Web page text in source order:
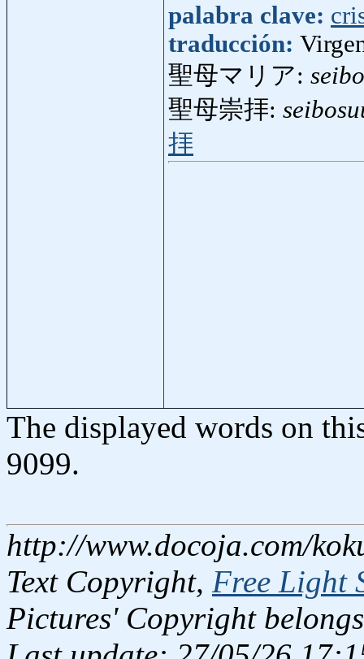
palabra clave:
traducción:
聖母マリア:
聖母崇拝:
拝
The displayed words on
9099.
http://www.docoja.com/
Text Copyright, Free Light
Pictures' Copyright